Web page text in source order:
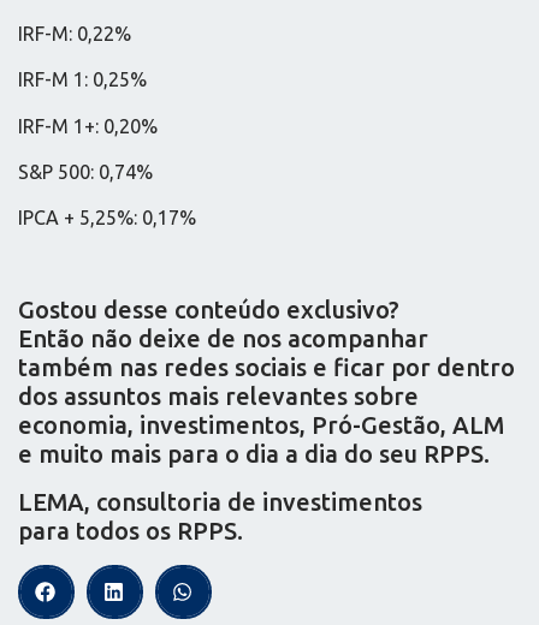
IRF-M: 0,22%
IRF-M 1: 0,25%
IRF-M 1+: 0,20%
S&P 500: 0,74%
IPCA + 5,25%: 0,17%
Gostou desse conteúdo exclusivo?
Então não deixe de nos acompanhar
também nas redes sociais e ficar por dentro
dos assuntos mais relevantes sobre
economia, investimentos, Pró-Gestão, ALM
e muito mais para o dia a dia do seu RPPS.
LEMA, consultoria de investimentos
para todos os RPPS.